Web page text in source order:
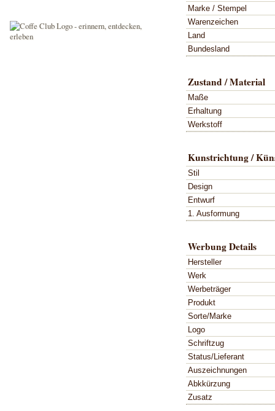
Marke / Stempel
Warenzeichen
Land
Bundesland
Zustand / Material
Maße
Erhaltung
Werkstoff
Kunstrichtung /
Stil
Design
Entwurf
1. Ausformung
Werbung Details
Hersteller
Werk
Werbeträger
Produkt
Sorte/Marke
Logo
Schriftzug
Status/Lieferant
Auszeichnungen
Abkkürzung
Zusatz